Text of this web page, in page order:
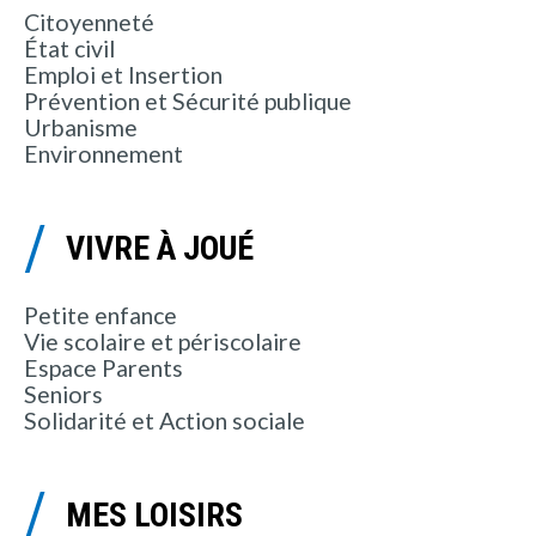
Citoyenneté
État civil
Emploi et Insertion
Prévention et Sécurité publique
Urbanisme
Environnement
VIVRE À JOUÉ
Petite enfance
Vie scolaire et périscolaire
Espace Parents
Seniors
Solidarité et Action sociale
MES LOISIRS